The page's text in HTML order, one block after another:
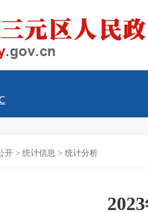
开 > 统计信息 > 统计分析